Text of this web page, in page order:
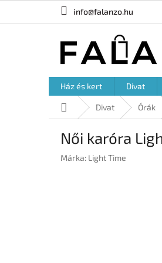
info@falanzo.hu
Ház és kert Divat
KezdőlapDivat Órák
Női karóra
Márka: Light Time